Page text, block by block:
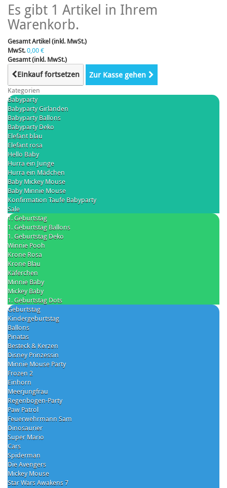
Es gibt 1 Artikel in Ihrem
Warenkorb.
Gesamt Artikel (inkl. MwSt.)
MwSt.0,00 €
Gesamt (inkl. MwSt.)
Einkauf fortsetzen Zur Kasse gehen
Kategorien
Babyparty
Babyparty Girlanden
Babyparty Ballons
Babyparty Deko
Elefant blau
Elefant rosa
Hello Baby
Hurra ein Junge
Hurra ein Mädchen
Baby Mickey Mouse
Baby Minnie Mouse
Konfirmation Taufe Babyparty
Sale
1. Geburtstag
1. Geburtstag Ballons
1. Geburtstag Deko
Winnie Pooh
Krone Rosa
Krone Blau
Käferchen
Minnie Baby
Mickey Baby
1. Geburtstag Dots
Geburtstag
Kindergeburtstag
Ballons
Pinatas
Besteck & Kerzen
Disney Prinzessin
Minnie Mouse Party
Frozen 2
Einhorn
Meerjungfrau
Regenbogen-Party
Paw Patrol
Feuerwehrmann Sam
Dinosaurier
Super Mario
Cars
Spiderman
Die Avengers
Mickey Mouse
Star Wars Awakens 7